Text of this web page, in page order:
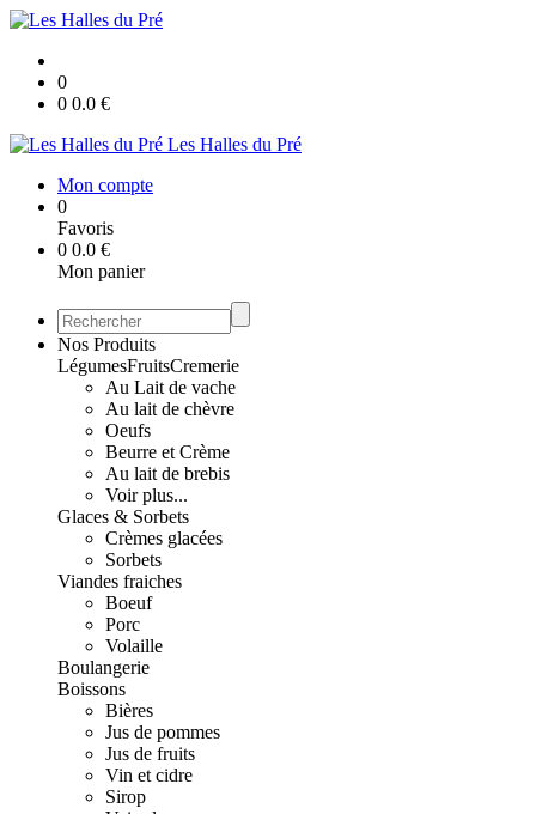
0
0 0.0 €
Les Halles du Pré
Mon compte
0
Favoris
0 0.0 €
Mon panier
Nos Produits
LégumesFruitsCremerie
Au Lait de vache
Au lait de chèvre
Oeufs
Beurre et Crème
Au lait de brebis
Voir plus...
Glaces & Sorbets
Crèmes glacées
Sorbets
Viandes fraiches
Boeuf
Porc
Volaille
Boulangerie
Boissons
Bières
Jus de pommes
Jus de fruits
Vin et cidre
Sirop